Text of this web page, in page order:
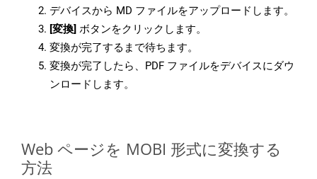
デバイスから MD ファイルをアップロードします。
[変換] ボタンをクリックします。
変換が完了するまで待ちます。
変換が完了したら、PDF ファイルをデバイスにダウ
ンロードします。
Web ページを MOBI 形式に変換する
方法